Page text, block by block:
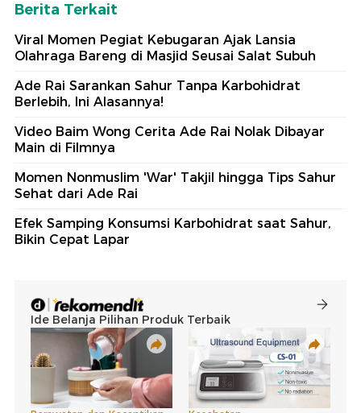
Berita Terkait
Viral Momen Pegiat Kebugaran Ajak Lansia
Olahraga Bareng di Masjid Seusai Salat Subuh
Ade Rai Sarankan Sahur Tanpa Karbohidrat
Berlebih, Ini Alasannya!
Video Baim Wong Cerita Ade Rai Nolak Dibayar
Main di Filmnya
Momen Nonmuslim 'War' Takjil hingga Tips Sahur
Sehat dari Ade Rai
Efek Samping Konsumsi Karbohidrat saat Sahur,
Bikin Cepat Lapar